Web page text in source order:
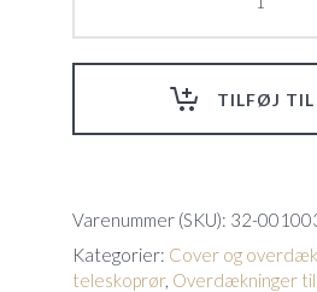
oprulningsstativer.
TILFØJ TIL
Varenummer (SKU): 32-
Kategorier: Cover og
teleskoprør, Overdækninger til